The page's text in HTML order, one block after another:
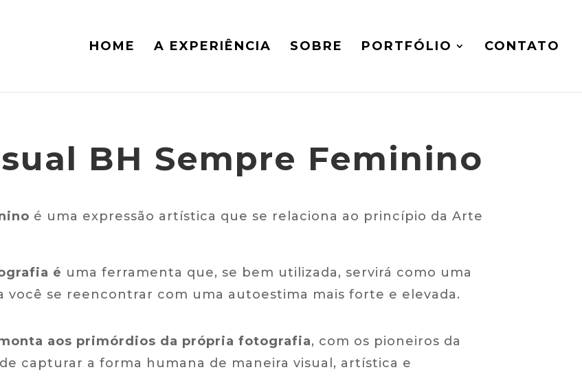
HOME A EXPERIÊNCIA SOBRE PORTFÓLIO CONTATO
BH Sempre Feminino
é uma expressão artística que se relaciona ao princípio da Arte
é uma ferramenta que, se bem utilizada, servirá como uma
se reencontrar com uma autoestima mais forte e elevada.
aos primórdios da própria fotografia, com os pioneiros da
capturar a forma humana de maneira visual, artística e